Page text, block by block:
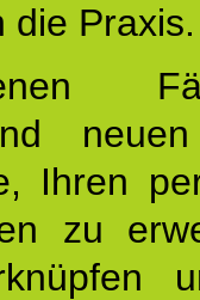
die Praxis.
Ihren
zu